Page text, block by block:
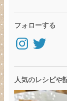
フォローする
Instagram
Twitter
人気のレシピや